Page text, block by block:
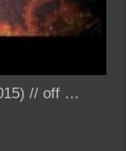
// off …